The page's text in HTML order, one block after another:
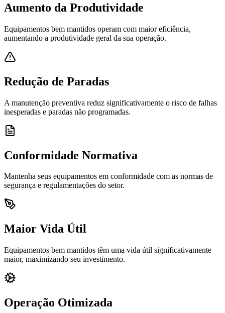
Aumento da Produtividade
Equipamentos bem mantidos operam com maior eficiência,
aumentando a produtividade geral da sua operação.
Redução de Paradas
A manutenção preventiva reduz significativamente o risco de falhas
inesperadas e paradas não programadas.
Conformidade Normativa
Mantenha seus equipamentos em conformidade com as normas de
segurança e regulamentações do setor.
Maior Vida Útil
Equipamentos bem mantidos têm uma vida útil significativamente
maior, maximizando seu investimento.
Operação Otimizada